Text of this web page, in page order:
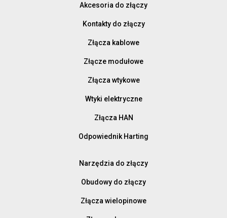
Akcesoria do złączy
Kontakty do złączy
Złącza kablowe
Złącze modułowe
Złącza wtykowe
Wtyki elektryczne
Złącza HAN
Odpowiednik Harting
Narzędzia do złączy
Obudowy do złączy
Złącza wielopinowe